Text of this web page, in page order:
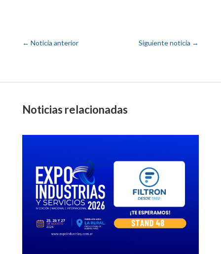
←Noticia anterior Siguiente noticia →
Noticias relacionadas